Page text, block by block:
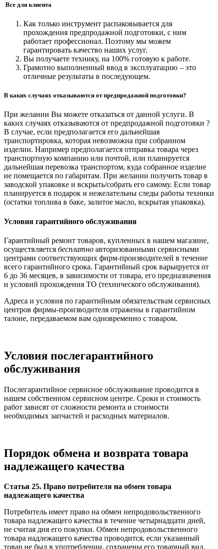
Все для клиента
Как только инструмент распаковывается для
прохождения предпродажной подготовки, с ним
работает профессионал. Поэтому мы можем
гарантировать качество наших услуг.
Вы получаете технику, на 100% готовую к работе.
Грамотно выполненный ввод в эксплуатацию – это
отличные результаты в последующем.
В каких случаях отказываются от предпродажной подготовки?
При желании Вы можете отказаться от данной услуги. В
каких случаях отказываются от предпродажной подготовки ?
В случае, если предполагается его дальнейшая
транспортировка, которая невозможна при собранном
изделии. Например предполагается отправка товара через
транспортную компанию или почтой, или планируется
дальнейшая перевозка транспортом, куда собранное изделие
не помещается по габаритам. При желании получить товар в
заводской упаковке и вскрыть/собрать его самому. Если товар
планируется в подарок и нежелательны следы работы техники
(остатки топлива в баке, залитое масло, вскрытая упаковка).
Условия гарантийного обслуживания
Гарантийный ремонт товаров, купленных в нашем магазине,
осуществляется бесплатно авторизованными сервисными
центрами соответствующих фирм-производителей в течение
всего гарантийного срока. Гарантийный срок варьируется от
6 до 36 месяцев, в зависимости от товара, его предназначения
и условий прохождения ТО (технического обслуживания).
Адреса и условия по гарантийным обязательствам сервисных
центров фирмы-производителя отражены в гарантийном
талоне, передаваемом вам одновременно с товаром.
Условия послегарантийного
обслуживания
Послегарантийное сервисное обслуживание проводится в
нашем собственном сервисном центре. Сроки и стоимость
работ зависят от сложности ремонта и стоимости
необходимых запчастей и расходных материалов.
Порядок обмена и возврата товара
надлежащего качества
Статья 25. Право потребителя на обмен товара
надлежащего качества
Потребитель имеет право на обмен непродовольственного
товара надлежащего качества в течение четырнадцати дней,
не считая дня его покупки. Обмен непродовольственного
товара надлежащего качества проводится, если указанный
товар не был в употреблении, сохранены его товарный вид,